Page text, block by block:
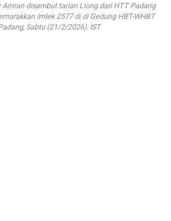
Amran disambut tarian Liong dari HTT Padang
Imlek 2577 di di Gedung HBT-WHBT
Sabtu (21/2/2026). IST